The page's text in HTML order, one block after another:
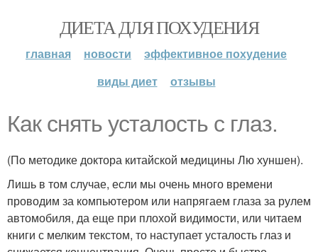
ДИЕТА ДЛЯ ПОХУДЕНИЯ
главная новости
эффективное похудение
виды диет
отзывы
Как снять усталость с глаз.
(По методике доктора китайской медицины Лю хуншен).
Лишь в том случае, если мы очень много времени
проводим за компьютером или напрягаем глаза за рулем
автомобиля, да еще при плохой видимости, или читаем
книги с мелким текстом, то наступает усталость глаз и